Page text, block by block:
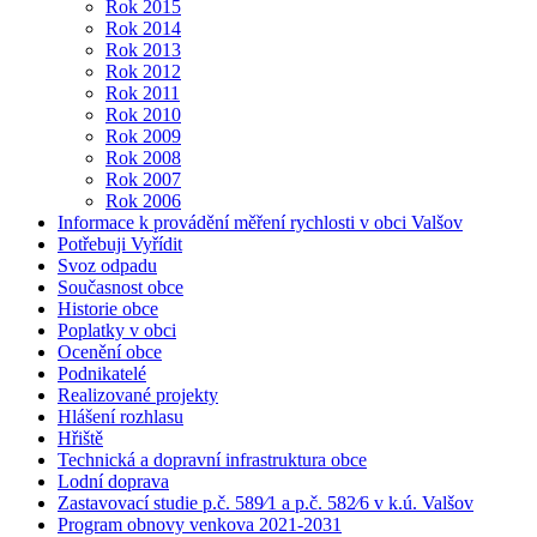
Rok 2015
Rok 2014
Rok 2013
Rok 2012
Rok 2011
Rok 2010
Rok 2009
Rok 2008
Rok 2007
Rok 2006
Informace k provádění měření rychlosti v obci Valšov
Potřebuji Vyřídit
Svoz odpadu
Současnost obce
Historie obce
Poplatky v obci
Ocenění obce
Podnikatelé
Realizované projekty
Hlášení rozhlasu
Hřiště
Technická a dopravní infrastruktura obce
Lodní doprava
Zastavovací studie p.č. 589⁄1 a p.č. 582⁄6 v k.ú. Valšov
Program obnovy venkova 2021-2031